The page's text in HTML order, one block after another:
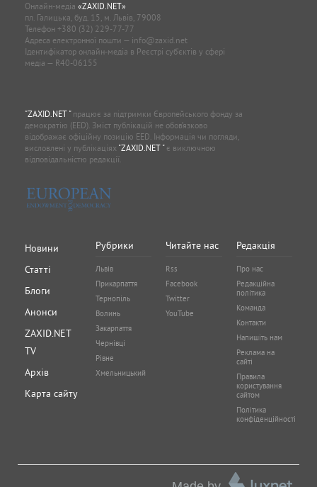
Онлайн-медіа «ZAXID.NET»
пл. Галицька, буд. 15, м. Львів, 79008
Телефон +380 (32) 229-77-77
Адреса електронної пошти — info@zaxid.net
Ідентифікатор онлайн-медіа в Реєстрі суб'єктів у сфері
медіа — R40-06155
"ZAXID.NET "працює за підтримки Європейського фонду за
демократію (EED). Зміст публікацій не обов’язково
відображає офіційну позицію EED. Інформація чи погляди,
висловлені у публікаціях "ZAXID.NET "є виключною
відповідальністю редакції.
Новини
Статті
Блоги
Анонси
ZAXID.NET
TV
Архів
Карта сайту
Рубрики
Львів
Прикарпаття
Тернопіль
Волинь
Закарпаття
Чернівці
Рівне
Хмельницький
Читайте нас
Rss
Facebook
Twitter
YouTube
Редакція
Про нас
Редакційна
політика
Команда
Контакти
Напишіть нам
Реклама на
сайті
Правила
користування
сайтом
Політика
конфіденційності